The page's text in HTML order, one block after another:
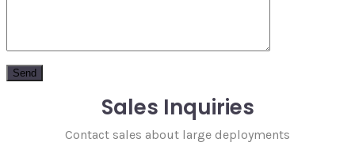
Sales Inquiries
Contact sales about large deployments